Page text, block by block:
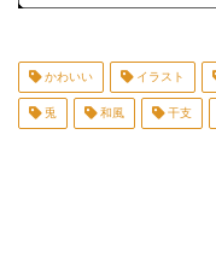
かわいい イラスト
兎 和風 干支